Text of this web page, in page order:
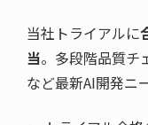
当社トライアルに
当。多段階品質チ
など最新AI開発ニ